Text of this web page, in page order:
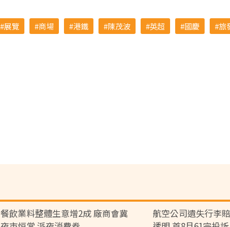
展覽 商場 港鐵 陳茂波 英超 國慶 旅
餐飲業料整體生意增2成 廠商會冀
航空公司遺失行李